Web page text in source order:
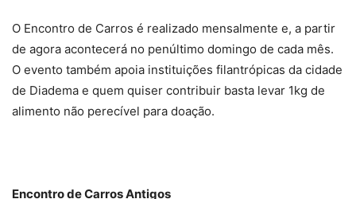
O Encontro de Carros é realizado mensalmente e, a partir
de agora acontecerá no penúltimo domingo de cada mês.
O evento também apoia instituições filantrópicas da cidade
de Diadema e quem quiser contribuir basta levar 1kg de
alimento não perecível para doação.
Encontro de Carros Antigos